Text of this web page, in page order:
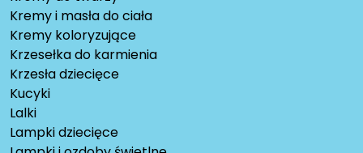
Kremy i masła do ciała
Kremy koloryzujące
Krzesełka do karmienia
Krzesła dziecięce
Kucyki
Lalki
Lampki dziecięce